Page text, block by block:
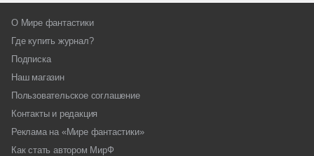
О Мире фантастики
Где купить журнал?
Подписка
Наш магазин
Пользовательское соглашение
Контакты и редакция
Реклама на «Мире фантастики»
Как стать автором МирФ